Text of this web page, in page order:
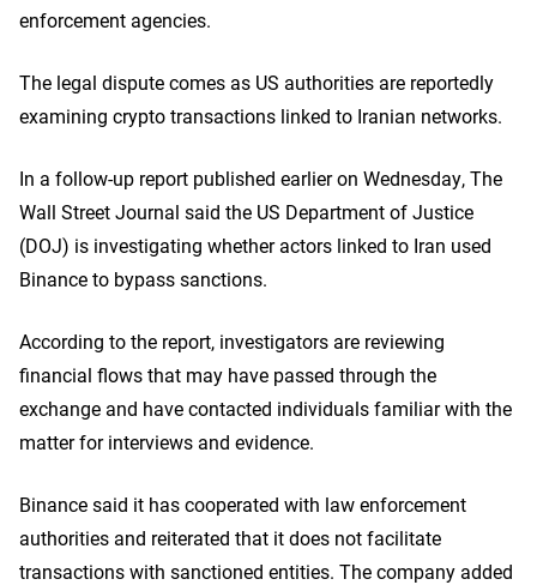
enforcement agencies.
The legal dispute comes as US authorities are reportedly
examining crypto transactions linked to Iranian networks.
In a follow-up report published earlier on Wednesday, The
Wall Street Journal said the US Department of Justice
(DOJ) is investigating whether actors linked to Iran used
Binance to bypass sanctions.
According to the report, investigators are reviewing
financial flows that may have passed through the
exchange and have contacted individuals familiar with the
matter for interviews and evidence.
Binance said it has cooperated with law enforcement
authorities and reiterated that it does not facilitate
transactions with sanctioned entities. The company added